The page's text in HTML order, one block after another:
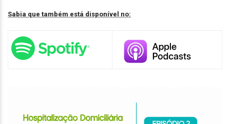
Sabia que também está disponível no: